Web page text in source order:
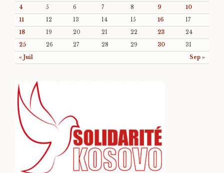
« Juil Sep »
4
5 6 7 8 9
10
11
12 13 14 15 16
17
18
19 20 21 22 23
24
25
26 27 28 29 30 31